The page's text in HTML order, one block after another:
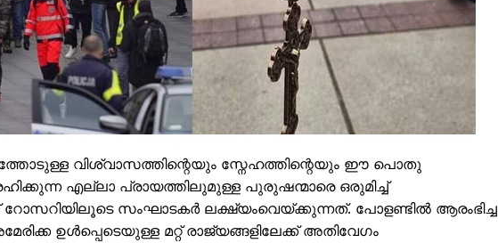
SUBSCRIBE NOW
About
Contact us
Subscription Plans
My account
Grievance Redressal
വിശ്വാസത്തിന്റെയും സ്നേഹത്തിന്റെയും ഈ പൊതു
എല്ലാ പ്രായത്തിലുമുള്ള പുരുഷന്മാരെ ഒരുമിച്ച്
സംഘാടകര്‍ ലക്ഷ്യംവെയ്ക്കുന്നത്. പോളണ്ടില്‍ ആരംഭിച്ച
ഉള്‍പ്പെടെയുള്ള മറ്റ് രാജ്യങ്ങളിലേക്ക് അതിവേഗം